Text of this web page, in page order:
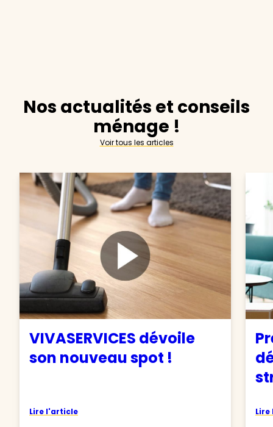
Nos actualités et conseils
ménage !
Voir tous les articles
VIVASERVICES dévoile
son nouveau spot !
Lire l'article